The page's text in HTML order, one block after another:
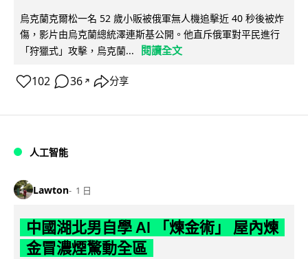
烏克蘭克爾松一名 52 歲小販被俄軍無人機追擊近 40 秒後被炸
傷，影片由烏克蘭總統澤連斯基公開。他直斥俄軍對平民進行
「狩獵式」攻擊，烏克蘭...
閱讀全文
102 36 ↗ 分享
人工智能
Lawton 1 日
中國湖北男自學 AI 「煉金術」 屋內煉
金冒濃煙驚動全區